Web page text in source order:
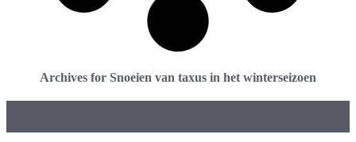
Archives for Snoeien van taxus in het winterseizoen